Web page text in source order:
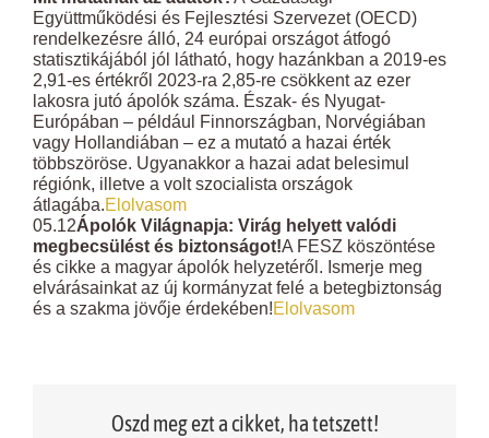
Együttműködési és Fejlesztési Szervezet (OECD)
rendelkezésre álló, 24 európai országot átfogó
statisztikájából jól látható, hogy hazánkban a 2019-es
2,91-es értékről 2023-ra 2,85-re csökkent az ezer
lakosra jutó ápolók száma. Észak- és Nyugat-
Európában – például Finnországban, Norvégiában
vagy Hollandiában – ez a mutató a hazai érték
többszöröse. Ugyanakkor a hazai adat belesimul
régiónk, illetve a volt szocialista országok
átlagába.Elolvasom
05.12Ápolók Világnapja: Virág helyett valódi
megbecsülést és biztonságot!A FESZ köszöntése
és cikke a magyar ápolók helyzetéről. Ismerje meg
elvárásainkat az új kormányzat felé a betegbiztonság
és a szakma jövője érdekében!Elolvasom
Oszd meg ezt a cikket, ha tetszett!